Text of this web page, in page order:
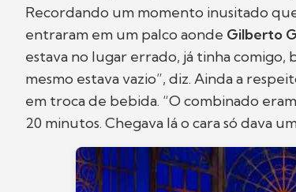
Recordando um momento inusitado
entraram em um palco aonde Gilberto
estava no lugar errado, já tinha
mesmo estava vazio”, diz. Ainda a
em troca de bebida. “O combinado
20 minutos. Chegava lá o cara só dava